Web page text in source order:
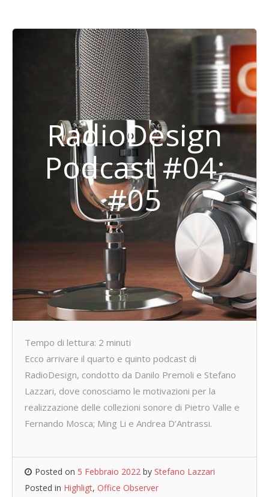
RadioDesign
Podcast #04;
#05
Tempo di lettura: 2 minuti
Ecco arrivare il quarto e quinto podcast di
RadioDesign, condotto da Danilo Premoli e Stefano
Lazzari, dove conosciamo le motivazioni per la
realizzazione delle collezioni sonore di Pietro Valle e
Fernando Mosca; Ming Li e Andrea D’Antrassi.
Posted on 5 Febbraio 2022 by Stefano Lazzari
Posted in Highligt, Office Observer